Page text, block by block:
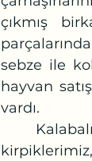
çıkmış
sebze ile
hayvan
vardı.